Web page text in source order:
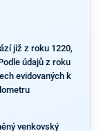
již z roku 1220,
údajů z roku
evidovaných k
venkovský